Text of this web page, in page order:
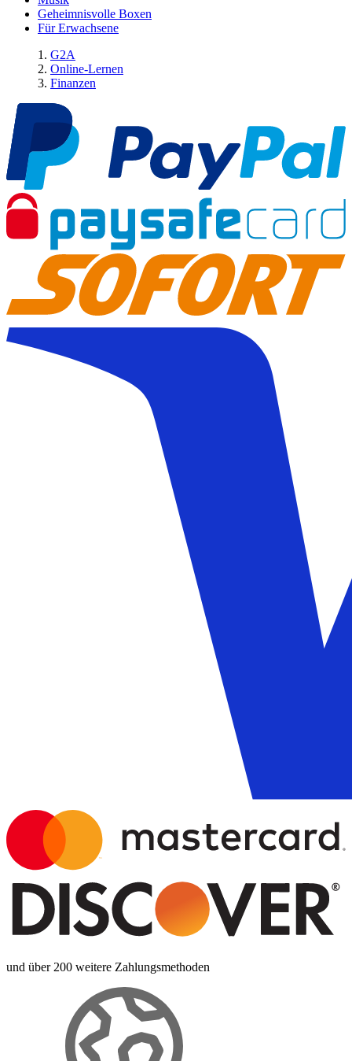
Geheimnisvolle Boxen
Für Erwachsene
G2A
Online-Lernen
Finanzen
und über 200 weitere Zahlungsmethoden